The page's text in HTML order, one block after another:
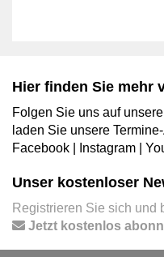
Hier finden Sie mehr
Folgen Sie uns auf
laden Sie unsere
Facebook
Instagram
Unser kostenloser
Registrieren Sie sich und
Jetzt kostenlos